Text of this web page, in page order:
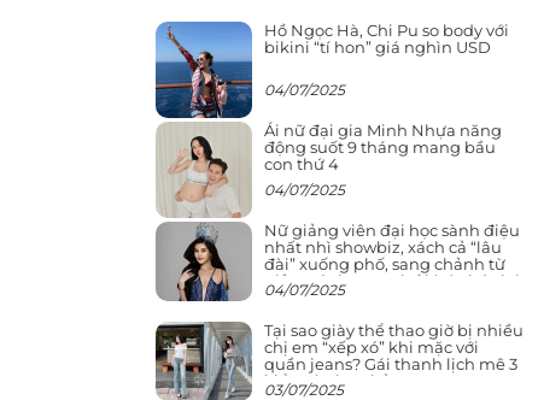
Hồ Ngọc Hà, Chi Pu so body với
bikini “tí hon” giá nghìn USD
04/07/2025
Ái nữ đại gia Minh Nhựa năng
động suốt 9 tháng mang bầu
con thứ 4
04/07/2025
Nữ giảng viên đại học sành điệu
nhất nhì showbiz, xách cả “lâu
đài” xuống phố, sang chảnh từ
giảng đường ra phố khó ai đọ lại
04/07/2025
Tại sao giày thể thao giờ bị nhiều
chị em “xếp xó” khi mặc với
quần jeans? Gái thanh lịch mê 3
kiểu này hơn hẳn
03/07/2025